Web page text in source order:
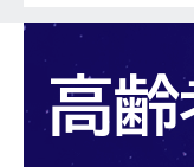
高